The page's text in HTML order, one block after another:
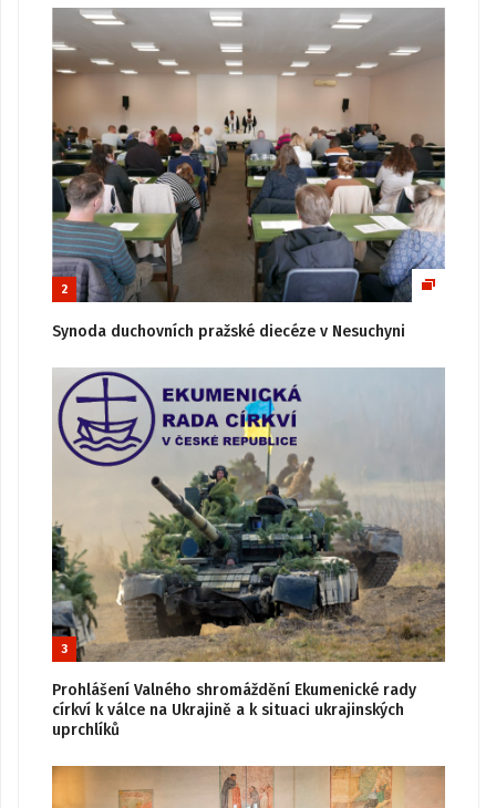
2
Synoda duchovních pražské diecéze v Nesuchyni
3
Prohlášení Valného shromáždění Ekumenické rady
církví k válce na Ukrajině a k situaci ukrajinských
uprchlíků